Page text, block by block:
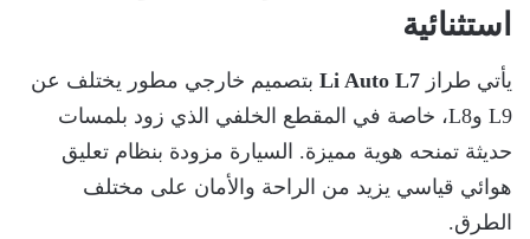
استثنائية
يأتي طراز Li Auto L7 بتصميم خارجي مطور يختلف عن
L9 وL8، خاصة في المقطع الخلفي الذي زود بلمسات
حديثة تمنحه هوية مميزة. السيارة مزودة بنظام تعليق
هوائي قياسي يزيد من الراحة والأمان على مختلف
الطرق.